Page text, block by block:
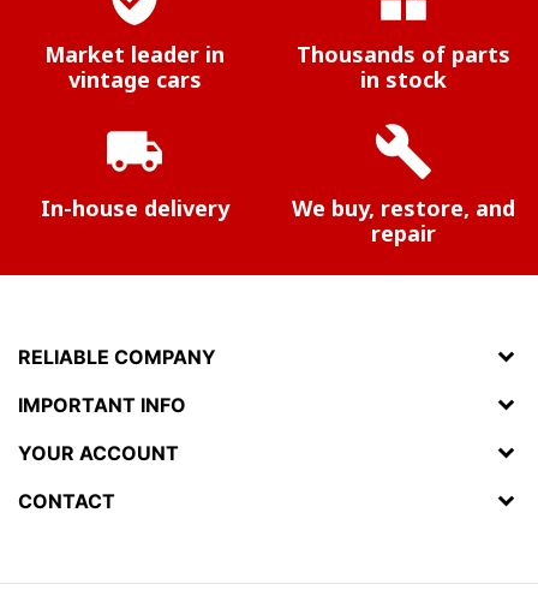
Market leader in
vintage cars
Thousands of parts
in stock
local_shipping
In-house delivery
build
We buy, restore, and
repair
RELIABLE COMPANY
IMPORTANT INFO
YOUR ACCOUNT
CONTACT